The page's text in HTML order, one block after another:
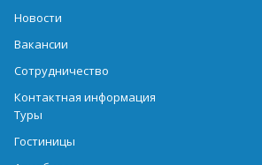
Новости
Вакансии
Сотрудничество
Контактная информация
Туры
Гостиницы